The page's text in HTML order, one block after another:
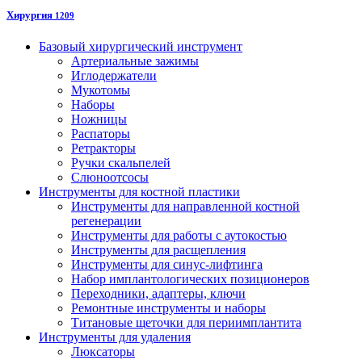
Хирургия 1209
Базовый хирургический инструмент
Артериальные зажимы
Иглодержатели
Мукотомы
Наборы
Ножницы
Распаторы
Ретракторы
Ручки скальпелей
Слюноотсосы
Инструменты для костной пластики
Инструменты для направленной костной
регенерации
Инструменты для работы с аутокостью
Инструменты для расщепления
Инструменты для синус-лифтинга
Набор имплантологических позиционеров
Переходники, адаптеры, ключи
Ремонтные инструменты и наборы
Титановые щеточки для периимплантита
Инструменты для удаления
Люксаторы